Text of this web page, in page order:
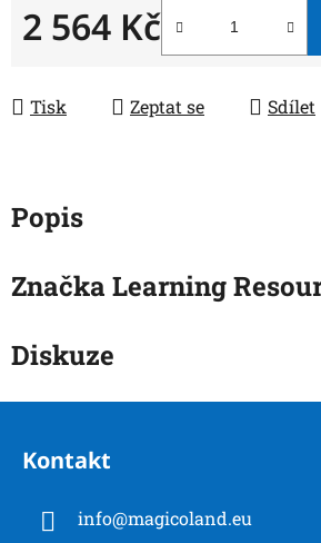
2 564 Kč
Tisk Zeptat se Sdílet
Popis
Značka Learning
Diskuze
Z
Kontakt
info@magicoland.eu